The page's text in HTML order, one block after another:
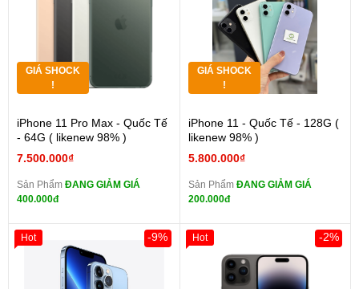
GIÁ SHOCK
!
iPhone 11 Pro Max - Quốc Tế
- 64G ( likenew 98% )
7.500.000₫
Sản Phẩm ĐANG GIẢM GIÁ
400.000đ
GIÁ SHOCK
!
iPhone 11 - Quốc Tế - 128G (
likenew 98% )
5.800.000₫
Sản Phẩm ĐANG GIẢM GIÁ
200.000đ
-9%
Hot -2%
Hot